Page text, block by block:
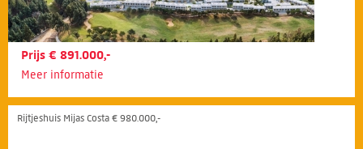
Prijs € 891.000,-
Meer informatie
Rijtjeshuis Mijas Costa € 980.000,-